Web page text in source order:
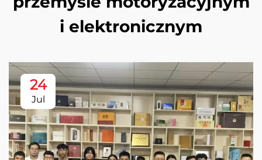
i elektronicznym
24
Jul